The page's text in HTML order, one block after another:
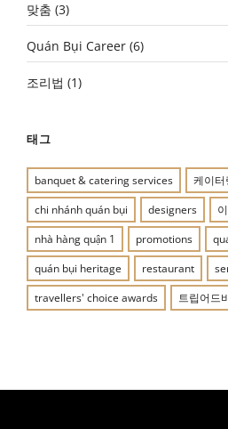
맞춤 (3)
Quán Bụi Career (6)
조리법 (1)
태그
banquet & catering services 케이터
chi nhánh quán bụi
designers
nhà hàng quận 1
promotions
quán bụi heritage
restaurant
travellers' choice awards
트립어드